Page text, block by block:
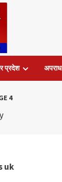
प्रदेश अपराध
4
uk